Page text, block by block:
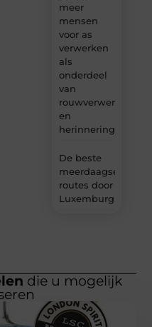
meer
mensen
voor as
verwerken
als
onderdeel
van
rouwverwerking
en
herinnering?
De beste
meerdaagse
routes door
Luxemburg
die u mogelijk